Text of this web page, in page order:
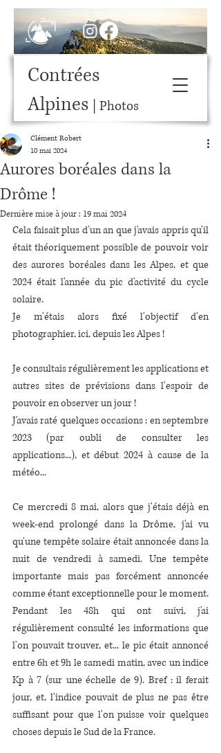
Contrées
Alpines
| Photos
Aurores boréales dans la
Drôme !
Clément Robert
10 mai 2024
Dernière mise à jour : 19 mai 2024
Cela faisait plus d'un an que j'avais appris qu'il
était théoriquement possible de pouvoir voir
des aurores boréales dans les Alpes, et que
2024 était l'année du pic d'activité du cycle
solaire.
Je m'étais alors fixé l'objectif d'en
photographier, ici, depuis les Alpes !
Je consultais régulièrement les applications et
autres sites de prévisions dans l'espoir de
pouvoir en observer un jour !
J'avais raté quelques occasions : en septembre
2023 (par oubli de consulter les
applications...), et début 2024 à cause de la
météo...
Ce mercredi 8 mai, alors que j'étais déjà en
week-end prolongé dans la Drôme, j'ai vu
qu'une tempête solaire était annoncée dans la
nuit de vendredi à samedi. Une tempête
importante mais pas forcément annoncée
Pendant les 48h qui ont suivi, j'ai
régulièrement consulté les informations que
l'on pouvait trouver, et... le pic était annoncé
entre 6h et 9h le samedi matin, avec un indice
Kp à 7 (sur une échelle de 9). Bref : il ferait
jour, et, l'indice pouvait de plus ne pas être
suffisant pour que l'on puisse voir quelques
choses depuis le Sud de la France.